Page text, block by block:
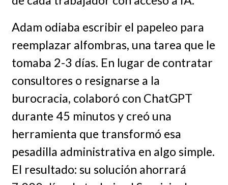
Adam odiaba escribir el papeleo para
reemplazar alfombras, una tarea que le
tomaba 2-3 días. En lugar de contratar
consultores o resignarse a la
burocracia, colaboró con ChatGPT
durante 45 minutos y creó una
herramienta que transformó esa
pesadilla administrativa en algo simple.
El resultado: su solución ahorrará